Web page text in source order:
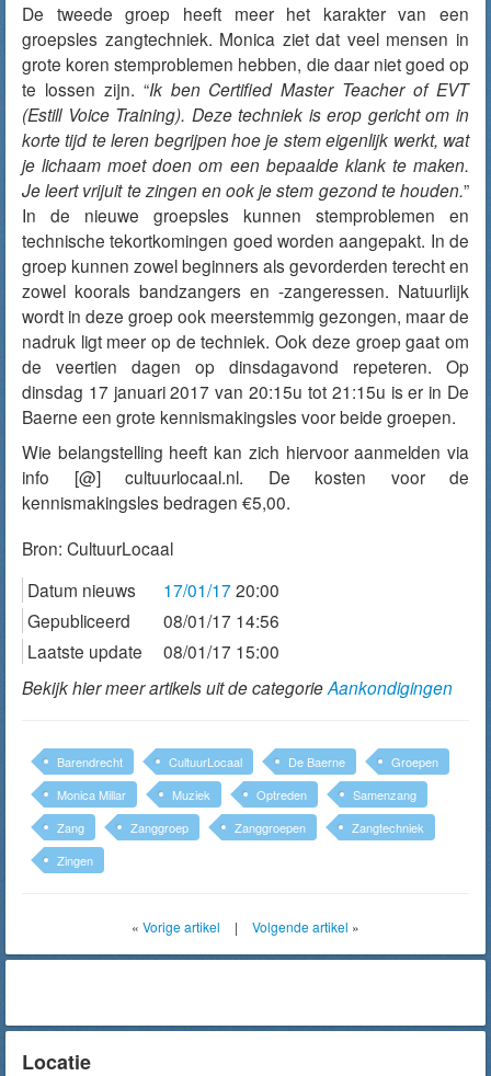
De tweede groep heeft meer het karakter van een
groepsles zangtechniek. Monica ziet dat veel mensen in
grote koren stemproblemen hebben, die daar niet goed op
te lossen zijn. “Ik ben Certified Master Teacher of EVT
(Estill Voice Training). Deze techniek is erop gericht om in
korte tijd te leren begrijpen hoe je stem eigenlijk werkt, wat
je lichaam moet doen om een bepaalde klank te maken.
Je leert vrijuit te zingen en ook je stem gezond te houden.”
In de nieuwe groepsles kunnen stemproblemen en
technische tekortkomingen goed worden aangepakt. In de
groep kunnen zowel beginners als gevorderden terecht en
zowel koorals bandzangers en -zangeressen. Natuurlijk
wordt in deze groep ook meerstemmig gezongen, maar de
nadruk ligt meer op de techniek. Ook deze groep gaat om
de veertien dagen op dinsdagavond repeteren. Op
dinsdag 17 januari 2017 van 20:15u tot 21:15u is er in De
Baerne een grote kennismakingsles voor beide groepen.
Wie belangstelling heeft kan zich hiervoor aanmelden via
info [@] cultuurlocaal.nl. De kosten voor de
kennismakingsles bedragen €5,00.
Bron: CultuurLocaal
Datum nieuws
17/01/17 20:00
Gepubliceerd
08/01/17 14:56
Laatste update
08/01/17 15:00
Bekijk hier meer artikels uit de categorieAankondigingen
Barendrecht CultuurLocaal De Baerne
Groepen
Monica Millar
Muziek Optreden
Samenzang
Zang
Zanggroep Zanggroepen
Zangtechniek
Zingen
« Vorige artikel | Volgende artikel »
Locatie